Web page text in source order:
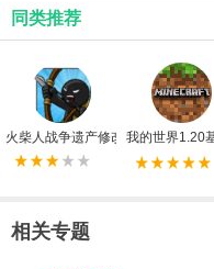
同类推荐
火柴人战争遗产修改器FF版我的世界1.20
相关专题